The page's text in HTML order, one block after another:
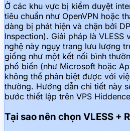
Ở các khu vực bị kiểm duyệt
tiêu chuẩn như OpenVPN hoặc
dàng bị phát hiện và chặn bởi
Inspection). Giải pháp là VLESS
nghệ này ngụy trang lưu lượng
giống như một kết nối bình
phổ biến (như Microsoft hoặc
không thể phân biệt được với
thường. Hướng dẫn chi tiết này
bước thiết lập trên VPS
Tại sao nên chọn VLESS +